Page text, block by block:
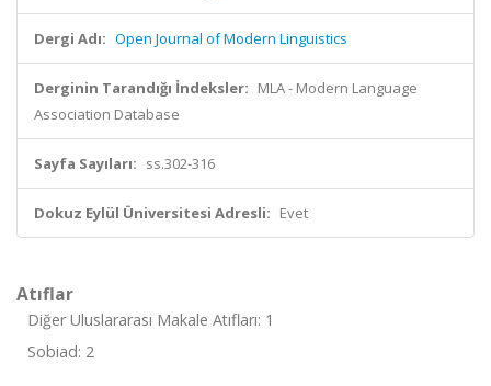
Dergi Adı: Open Journal of Modern Linguistics
Derginin Tarandığı İndeksler: MLA - Modern Language
Association Database
Sayfa Sayıları: ss.302-316
Dokuz Eylül Üniversitesi Adresli: Evet
Atıflar
Diğer Uluslararası Makale Atıfları: 1
Sobiad: 2